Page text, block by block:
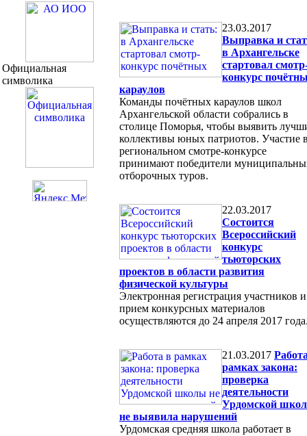
Официальная
символика
23.03.2017
Выправка и
в Архангельске
стартовал
конкурс
караулов
Команды почётных караулов школ
Архангельской области собрались в
столице Поморья, чтобы выявить
коллективы юных патриотов. Участие
региональном смотре-конкурсе
принимают победители
отборочных туров.
22.03.2017
Состоится
Всероссийский
конкурс
тьюторских
проектов в области развития
физической культуры
Электронная регистрация участников и
прием конкурсных материалов
осуществляются до 24 апреля 2017
21.03.2017
рамках закона:
проверка
деятельности
Урдомской
не выявила нарушений
Урдомская средняя школа работает в